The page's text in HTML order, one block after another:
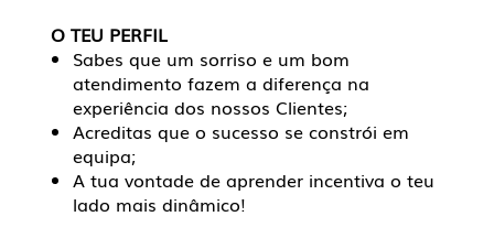
O TEU PERFIL
Sabes que um sorriso e um bom
atendimento fazem a diferença na
experiência dos nossos Clientes;
Acreditas que o sucesso se constrói em
equipa;
A tua vontade de aprender incentiva o teu
lado mais dinâmico!